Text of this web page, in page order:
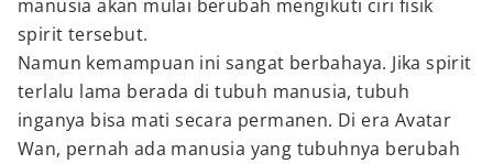
manusia akan mulai berubah mengikuti ciri fisik
spirit tersebut.
Namun kemampuan ini sangat berbahaya. Jika spirit
terlalu lama berada di tubuh manusia, tubuh
inganya bisa mati secara permanen. Di era Avatar
Wan, pernah ada manusia yang tubuhnya berubah